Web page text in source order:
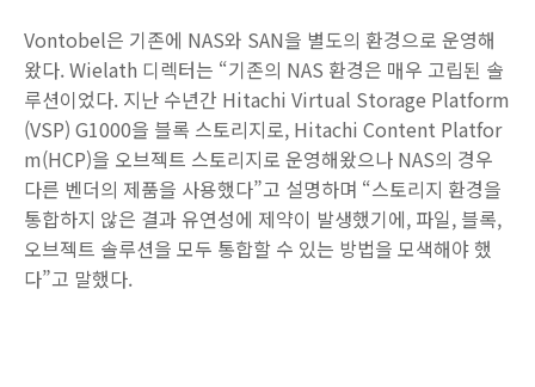
Vontobel은 기존에 NAS와 SAN을 별도의 환경으로 운영해
왔다. Wielath 디렉터는 “기존의 NAS 환경은 매우 고립된 솔
루션이었다. 지난 수년간 Hitachi Virtual Storage Platform
(VSP) G1000을 블록 스토리지로, Hitachi Content Platfor
m(HCP)을 오브젝트 스토리지로 운영해왔으나 NAS의 경우
다른 벤더의 제품을 사용했다”고 설명하며 “스토리지 환경을
통합하지 않은 결과 유연성에 제약이 발생했기에, 파일, 블록,
오브젝트 솔루션을 모두 통합할 수 있는 방법을 모색해야 했
다”고 말했다.